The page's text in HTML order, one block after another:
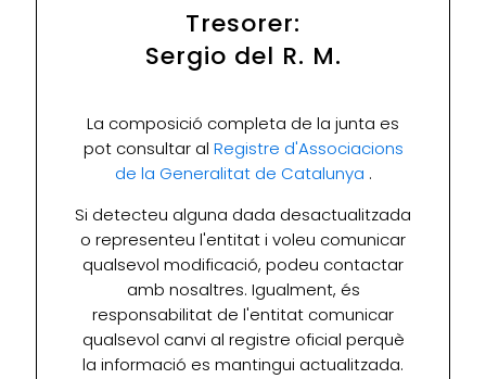
Tresorer:
Sergio del R. M.
La composició completa de la junta es
pot consultar al Registre d'Associacions
de la Generalitat de Catalunya .
Si detecteu alguna dada desactualitzada
o representeu l'entitat i voleu comunicar
qualsevol modificació, podeu contactar
amb nosaltres. Igualment, és
responsabilitat de l'entitat comunicar
qualsevol canvi al registre oficial perquè
la informació es mantingui actualitzada.